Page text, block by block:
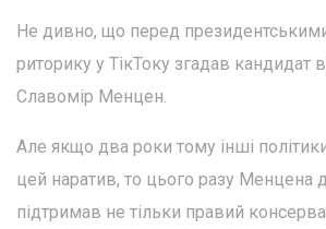
Не дивно, що перед
риторику у ТікТоку згадав кандидат
Славомір Менцен.
Але якщо два роки тому інші
цей наратив, то цього разу Менцена
підтримав не тільки правий